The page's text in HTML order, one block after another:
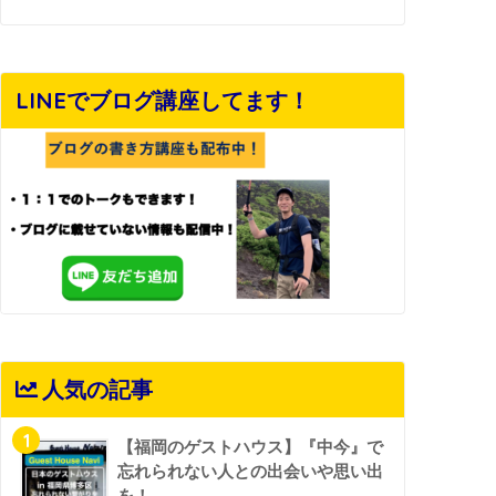
LINEでブログ講座してます！
人気の記事
1
【福岡のゲストハウス】『中今』で
忘れられない人との出会いや思い出